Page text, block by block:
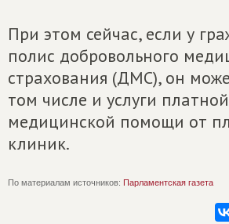
При этом сейчас, если у
полис добровольного
страхования (ДМС), он
том числе и услуги
медицинской помощи от
клиник.
По материалам источников: Парламентская газета